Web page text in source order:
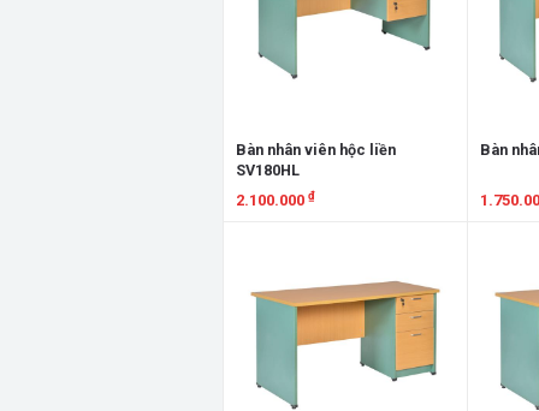
Bàn nhân viên hộc liền
SV180HL
2.100.000 ₫
Bàn